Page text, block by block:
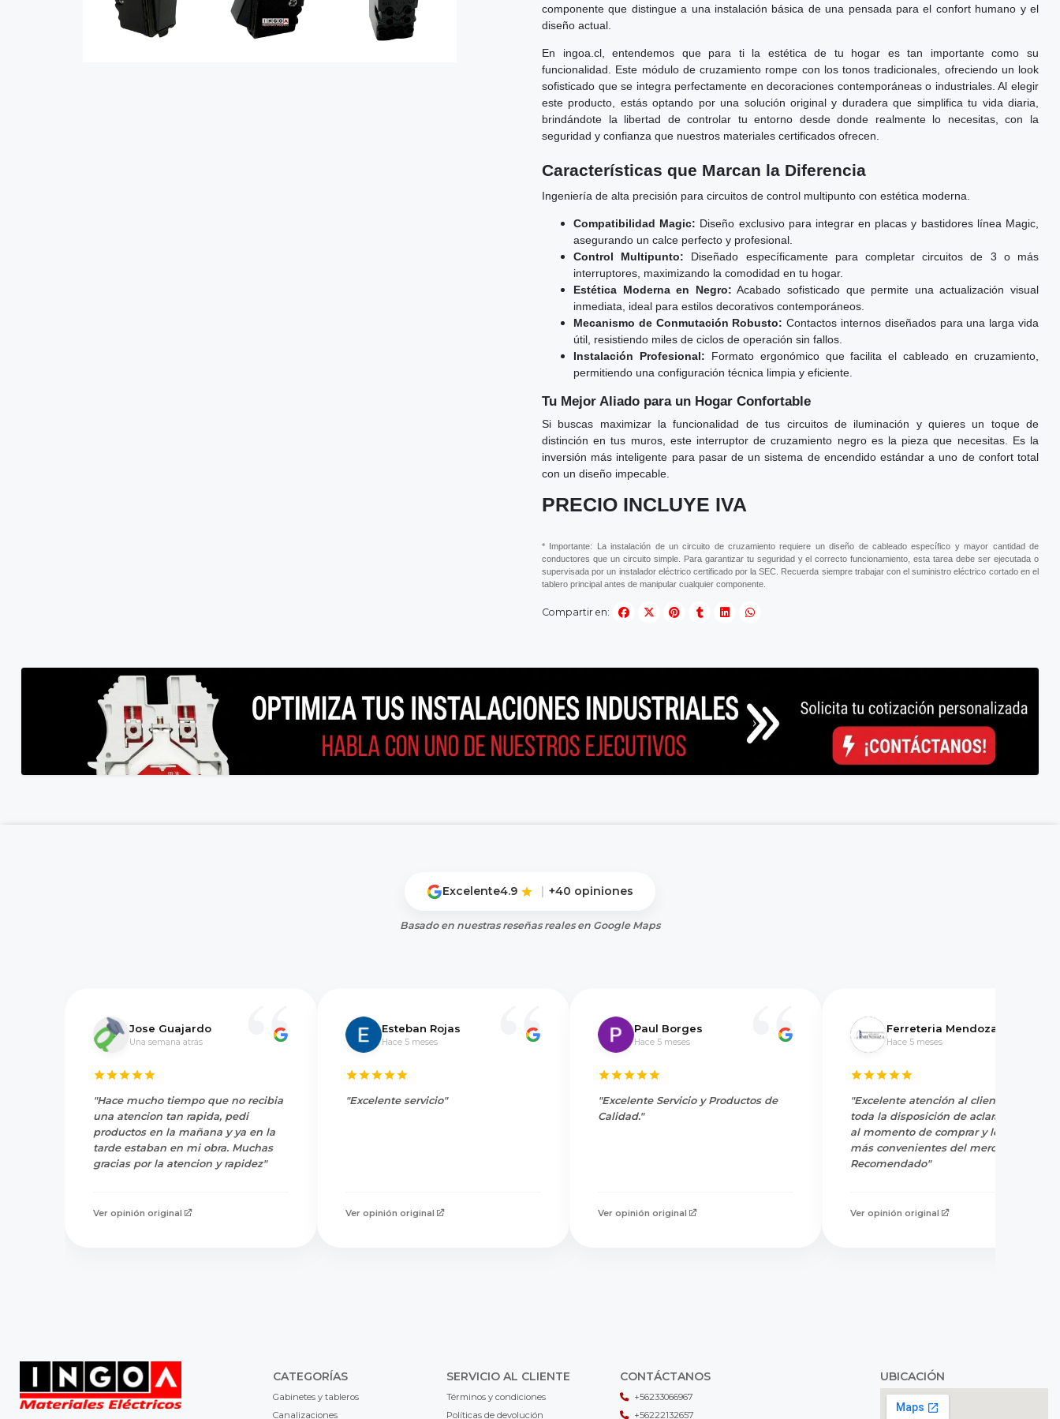
componente que distingue a una instalación básica de una pensada para el confort humano y el
diseño actual.
En ingoa.cl, entendemos que para ti la estética de tu hogar es tan importante como su
funcionalidad. Este módulo de cruzamiento rompe con los tonos tradicionales, ofreciendo un look
sofisticado que se integra perfectamente en decoraciones contemporáneas o industriales. Al elegir
este producto, estás optando por una solución original y duradera que simplifica tu vida diaria,
brindándote la libertad de controlar tu entorno desde donde realmente lo necesitas, con la
seguridad y confianza que nuestros materiales certificados ofrecen.
Características que Marcan la Diferencia
Ingeniería de alta precisión para circuitos de control multipunto con estética moderna.
Compatibilidad Magic: Diseño exclusivo para integrar en placas y bastidores línea Magic,
asegurando un calce perfecto y profesional.
Control Multipunto: Diseñado específicamente para completar circuitos de 3 o más
interruptores, maximizando la comodidad en tu hogar.
Estética Moderna en Negro: Acabado sofisticado que permite una actualización visual
inmediata, ideal para estilos decorativos contemporáneos.
Mecanismo de Conmutación Robusto: Contactos internos diseñados para una larga vida
útil, resistiendo miles de ciclos de operación sin fallos.
Instalación Profesional: Formato ergonómico que facilita el cableado en cruzamiento,
permitiendo una configuración técnica limpia y eficiente.
Tu Mejor Aliado para un Hogar Confortable
Si buscas maximizar la funcionalidad de tus circuitos de iluminación y quieres un toque de
distinción en tus muros, este interruptor de cruzamiento negro es la pieza que necesitas. Es la
inversión más inteligente para pasar de un sistema de encendido estándar a uno de confort total
con un diseño impecable.
PRECIO INCLUYE IVA
* Importante: La instalación de un circuito de cruzamiento requiere un diseño de cableado específico y mayor cantidad de
conductores que un circuito simple. Para garantizar tu seguridad y el correcto funcionamiento, esta tarea debe ser ejecutada o
supervisada por un instalador eléctrico certificado por la SEC. Recuerda siempre trabajar con el suministro eléctrico cortado en el
tablero principal antes de manipular cualquier componente.
Compartir en:
Excelente4.9 | +40 opiniones
Basado en nuestras reseñas reales en Google Maps
Jose Guajardo
Una semana atrás
"Hace mucho tiempo que no recibia
una atencion tan rapida, pedi
productos en la mañana y ya en la
tarde estaban en mi obra. Muchas
gracias por la atencion y rapidez"
Ver opinión original
Esteban Rojas
Hace 5 meses
"Excelente servicio"
Ver opinión original
Paul Borges
Hace 5 meses
"Excelente Servicio y Productos de
Calidad."
Ver opinión original
Ferreteria Mendoza
Hace 5 meses
"Excelente atención al cliente, tienen
toda la disposición de aclarar dudas
al momento de comprar y los precios
más convenientes del mercado.
Recomendado"
Ver opinión original
CATEGORÍAS
Gabinetes y tableros
Canalizaciones
SERVICIO AL CLIENTE
Términos y condiciones
Políticas de devolución
CONTÁCTANOS
+56233066967
+56222132657
UBICACIÓN